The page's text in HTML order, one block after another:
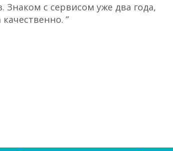
с сервисом уже два года,
”